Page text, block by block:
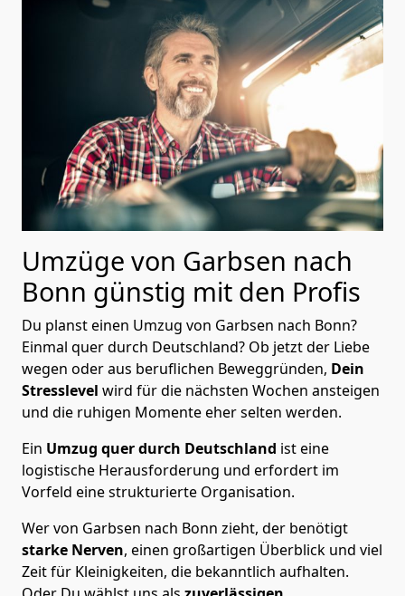
Umzüge von Garbsen nach
Bonn günstig mit den Profis
Du planst einen Umzug von Garbsen nach Bonn?
Einmal quer durch Deutschland? Ob jetzt der Liebe
wegen oder aus beruflichen Beweggründen, Dein
Stresslevel wird für die nächsten Wochen ansteigen
und die ruhigen Momente eher selten werden.
Ein Umzug quer durch Deutschland ist eine
logistische Herausforderung und erfordert im
Vorfeld eine strukturierte Organisation.
Wer von Garbsen nach Bonn zieht, der benötigt
starke Nerven, einen großartigen Überblick und viel
Zeit für Kleinigkeiten, die bekanntlich aufhalten.